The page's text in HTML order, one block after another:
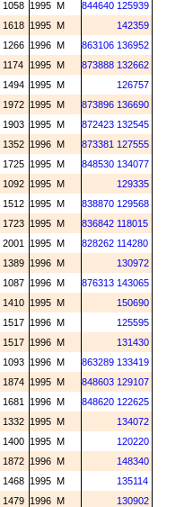
1058 1995 M 844640 125939
1618 1995 M
142359
1266 1996 M 863106 136952
1174 1995 M 873888 132662
1494 1995 M
126757
1972 1995 M 873896 136690
1903 1995 M 872423 132545
1352 1996 M 873381 127555
1725 1995 M 848530 134077
1092 1995 M
129335
1512 1995 M 838870 129568
1723 1995 M 836842 118015
2001 1995 M 828262 114280
1389 1996 M
130972
1087 1996 M 876313 143065
1410 1995 M
150690
1517 1996 M
125595
1517 1996 M
131430
1093 1996 M 863289 133419
1874 1995 M 848603 129107
1681 1996 M 848620 122625
1332 1995 M
134072
1400 1995 M
120220
1872 1996 M
148340
1468 1995 M
135114
1479 1996 M
130902